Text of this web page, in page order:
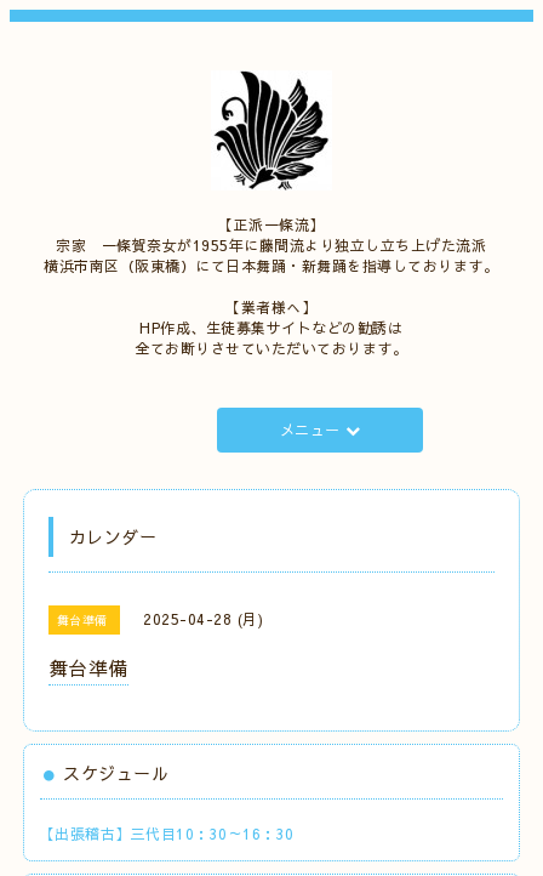
【正派一條流】
宗家 一條賀奈女が1955年に藤間流より独立し立ち上げた流派
横浜市南区（阪東橋）にて日本舞踊・新舞踊を指導しております。
【業者様へ】
HP作成、生徒募集サイトなどの勧誘は
全てお断りさせていただいております。
メニュー
カレンダー
舞台準備 2025-04-28 (月)
舞台準備
スケジュール
【出張稽古】三代目10：30～16：30